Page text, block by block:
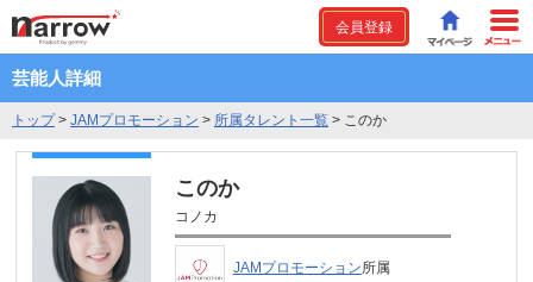
会員登録
芸能人詳細
トップ> JAMプロモーション > 所属タレント一覧 > このか
このか
コノカ
JAMプロモーション所属